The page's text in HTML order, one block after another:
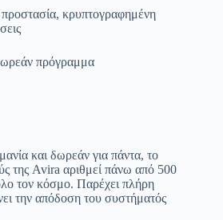
κρυπτογραφημένη
πρόγραμμα
και δωρεάν για πάντα, το
της Avira αριθμεί πάνω από 500
τον κόσμο. Παρέχει πλήρη
την απόδοση του συστήματός